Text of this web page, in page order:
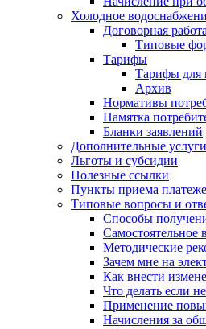
Холодное
Договорная
Типовые
Тарифы
Тарифы для
Архив
Нормативы
Памятка
Бланки заявлений
Дополнительные услуги
Льготы и субсидии
Полезные ссылки
Пункты приема
Типовые вопросы и
Способы
Самостоятельное
Методические
Зачем мне на
Как внести
Что делать если
Применение
Начисления за